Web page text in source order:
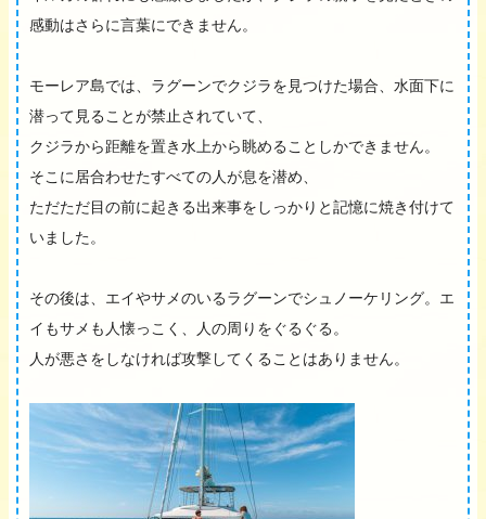
感動はさらに言葉にできません。
モーレア島では、ラグーンでクジラを見つけた場合、水面下に
潜って見ることが禁止されていて、
クジラから距離を置き水上から眺めることしかできません。
そこに居合わせたすべての人が息を潜め、
ただただ目の前に起きる出来事をしっかりと記憶に焼き付けて
いました。
その後は、エイやサメのいるラグーンでシュノーケリング。エ
イもサメも人懐っこく、人の周りをぐるぐる。
人が悪さをしなければ攻撃してくることはありません。